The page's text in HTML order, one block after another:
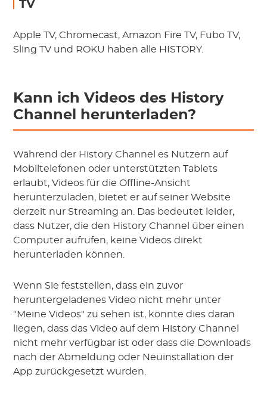
TV
Apple TV, Chromecast, Amazon Fire TV, Fubo TV,
Sling TV und ROKU haben alle HISTORY.
Kann ich Videos des History
Channel herunterladen?
Während der History Channel es Nutzern auf
Mobiltelefonen oder unterstützten Tablets
erlaubt, Videos für die Offline-Ansicht
herunterzuladen, bietet er auf seiner Website
derzeit nur Streaming an. Das bedeutet leider,
dass Nutzer, die den History Channel über einen
Computer aufrufen, keine Videos direkt
herunterladen können.
Wenn Sie feststellen, dass ein zuvor
heruntergeladenes Video nicht mehr unter
"Meine Videos" zu sehen ist, könnte dies daran
liegen, dass das Video auf dem History Channel
nicht mehr verfügbar ist oder dass die Downloads
nach der Abmeldung oder Neuinstallation der
App zurückgesetzt wurden.